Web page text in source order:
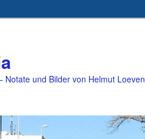
Notate und Bilder von Helmut Loeven